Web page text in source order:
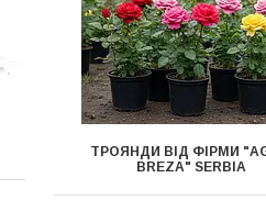
ТРОЯНДИ ВІД ФІРМИ
BREZA" SERBIA